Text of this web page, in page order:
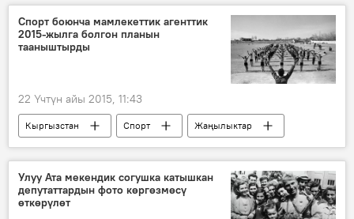
Улуу Жеңишке 70 жыл
Спорт боюнча мамлекеттик агенттик
2015-жылга болгон планын
тааныштырды
22 Үчтүн айы 2015, 11:43
Кыргызстан Спорт
Жаңылыктар
Жоомарт Оторбаев
Улуу Ата мекендик согушка катышкан
депутаттардын фото көргөзмөсү
өткөрүлөт